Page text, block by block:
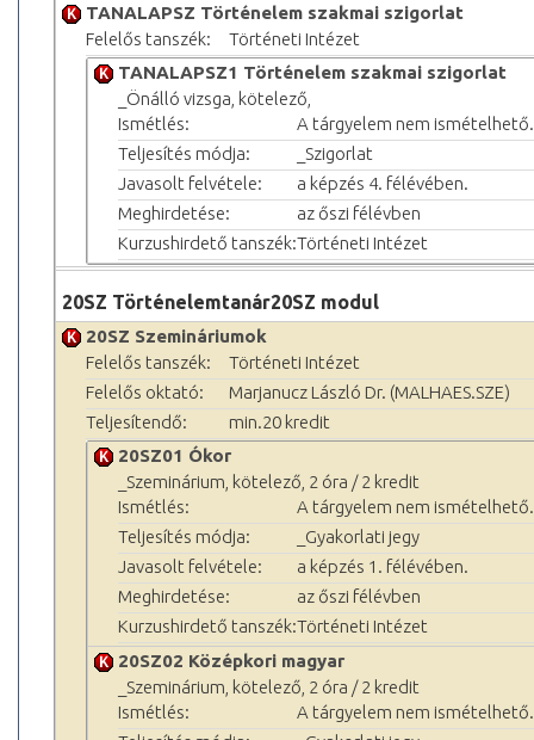
TANALAPSZ Történelem szakmai szigorlat
Felelős tanszék:
Történeti Intézet
TANALAPSZ1 Történelem szakmai szigorlat
_Önálló vizsga, kötelező,
Ismétlés:
A tárgyelem nem ismételhető.
Teljesítés módja:
_Szigorlat
Javasolt felvétele:
a képzés 4. félévében.
Meghirdetése:
az őszi félévben
Kurzushirdető tanszék:Történeti Intézet
20SZ Történelemtanár20SZ modul
20SZ Szemináriumok
Felelős tanszék:
Történeti Intézet
Felelős oktató:
Marjanucz László Dr. (MALHAES.SZE)
Teljesítendő:
min.20 kredit
20SZ01 Ókor
_Szeminárium, kötelező, 2 óra / 2 kredit
Ismétlés:
A tárgyelem nem ismételhető.
Teljesítés módja:
_Gyakorlati jegy
Javasolt felvétele:
a képzés 1. félévében.
Meghirdetése:
az őszi félévben
Kurzushirdető tanszék:Történeti Intézet
20SZ02 Középkori magyar
_Szeminárium, kötelező, 2 óra / 2 kredit
Ismétlés:
A tárgyelem nem ismételhető.